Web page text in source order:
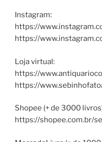
Instagram:
https://
https://
Loja virtual:
https://
https://
Shopee (+ de 3000
https://shopee.com.br/